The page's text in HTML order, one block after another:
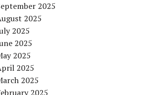
2025
2025
2025
2025
2025
2025
2025
2025